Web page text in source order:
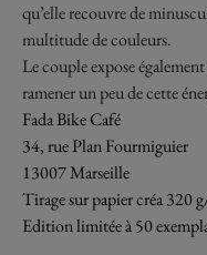
qu’elle recouvre de
multitude de couleurs.
Le couple expose
ramener un peu de cette
Fada Bike Café
34, rue Plan Fourmiguier
13007 Marseille
Tirage sur papier créa 320
Edition limitée à 50